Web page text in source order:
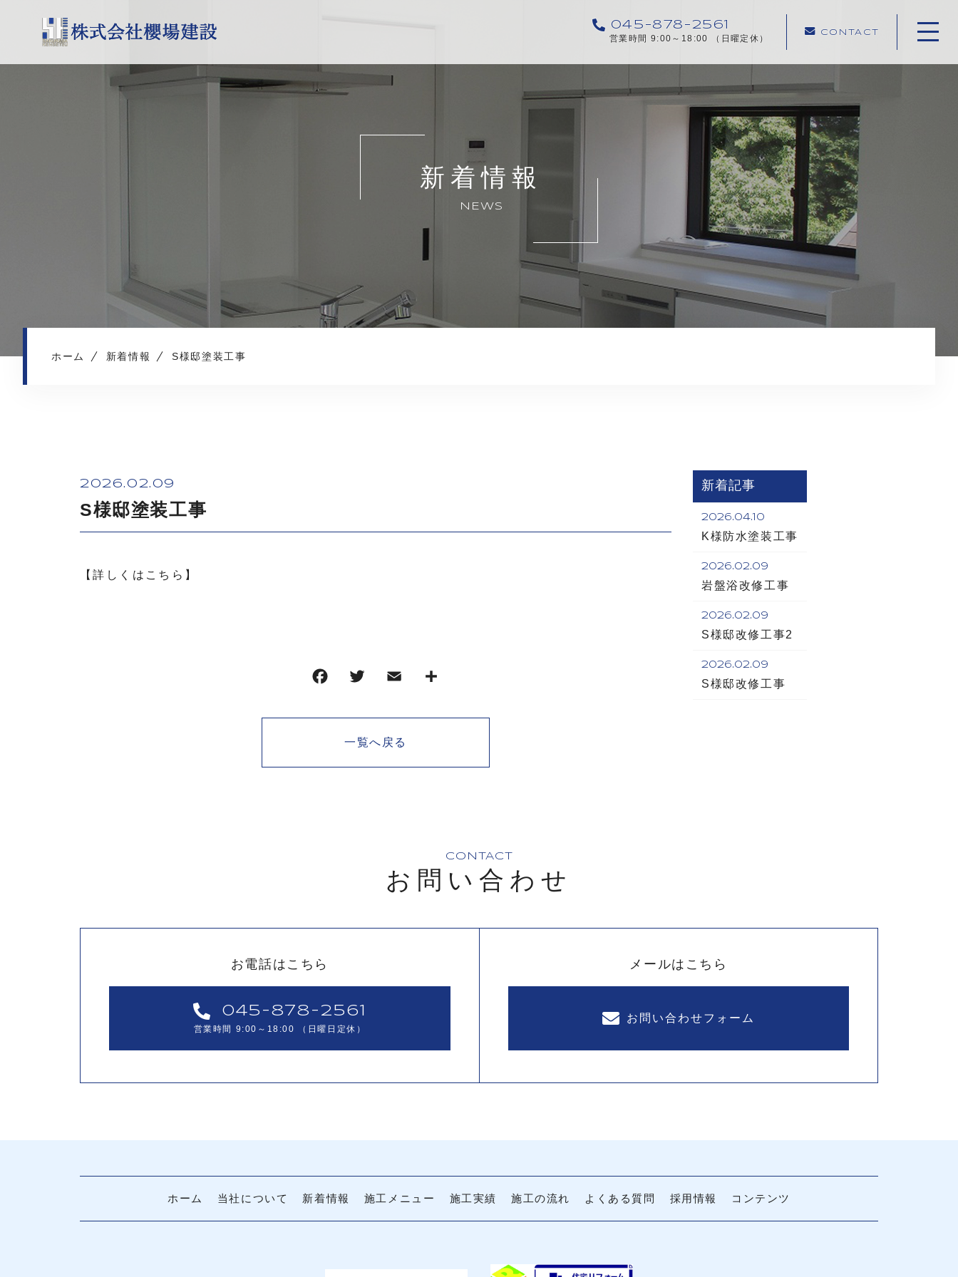
045-878-2561
営業時間 9:00～18:00 （日曜定休）
CONTACT
当社について
新着情報
施工メニュー
施工実績
施工の流れ
よくある質問
コンテンツ
新着情報
NEWS
ホーム 新着情報 S様邸塗装工事
2026.02.09
S様邸塗装工事
【詳しくはこちら】
一覧へ戻る
新着記事
2026.04.10
K様防水塗装工事
2026.02.09
岩盤浴改修工事
2026.02.09
S様邸改修工事2
2026.02.09
S様邸改修工事
CONTACT
お問い合わせ
お電話はこちら
045-878-2561
営業時間 9:00～18:00 （日曜日定休）
メールはこちら
お問い合わせフォーム
ホーム 当社について 新着情報 施工メニュー 施工実績 施工の流れ よくある質問 採用情報 コンテンツ